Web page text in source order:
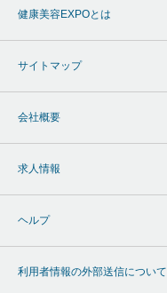
健康美容EXPOとは
サイトマップ
会社概要
求人情報
ヘルプ
利用者情報の外部送信について